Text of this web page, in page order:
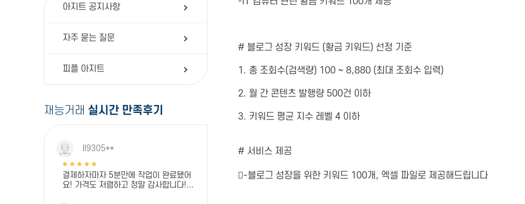
아지트 공지사항
자주 묻는 질문
피플 아지트
재능거래 실시간 만족후기
ll9305**
결제하자마자 5분만에 작업이 완료됐어
요! 가격도 저렴하고 정말 감사합니다!...
# 블로그 성장 키워드 (황금 키워드) 선정 기준
1. 총 조회수(검색량) 100 ~ 8,880 (최대 조회수 입력)
2. 월 간 콘텐츠 발행량 500건 이하
3. 키워드 평균 지수 레벨 4 이하
# 서비스 제공
-블로그 성장을 위한 키워드 100개, 엑셀 파일로 제공해드립니다